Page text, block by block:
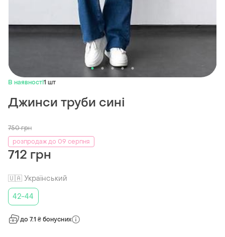
В наявності1 шт
Джинси труби сині
750грн
розпродаж до 09 серпня
712 грн
🇺🇦 Український
42-44
до 7.1 ₴ бонусних